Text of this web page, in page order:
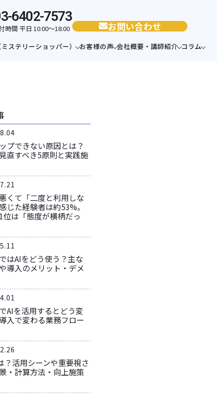
6402-7573
時間 平日 10:00〜18:00 お問い合わせ
ステリーショッパー） お客様の声 会社概要・講師紹介 コラム
プできない原因とは？
直すべき5原則と実践施
くて「二度と利用しな
じた経験者は約53%。
位は「態度が横柄だっ
はAIをどう使う？主な
導入のメリット・デメ
AIを活用するとどう変
入で変わる業務フロー
？活用シーンや重要視さ
・計算方法・向上施策